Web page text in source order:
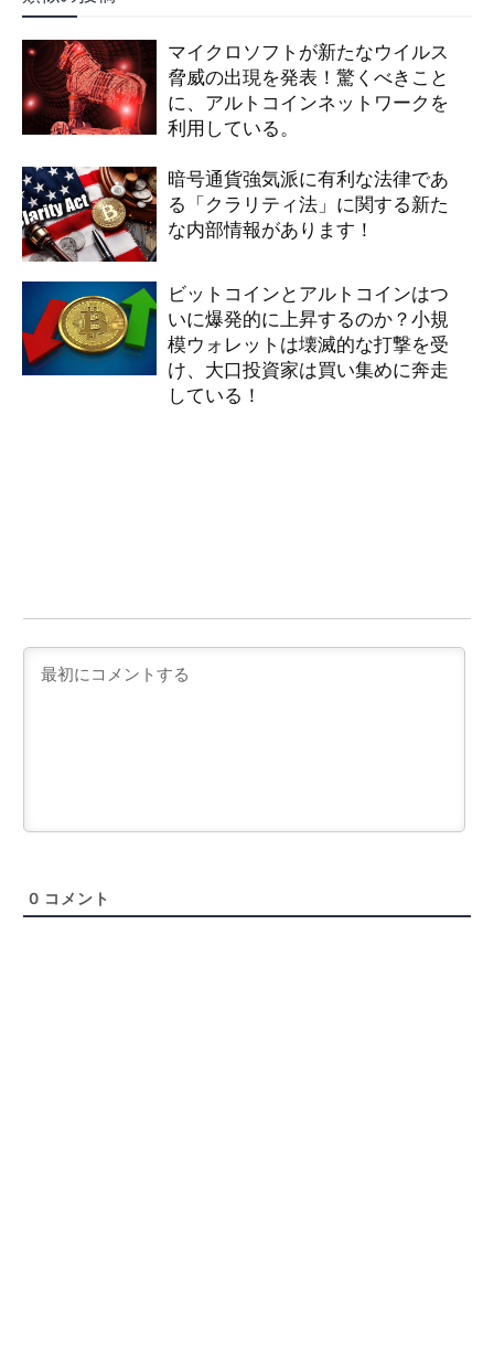
マイクロソフトが新たなウイルス
脅威の出現を発表！驚くべきこと
に、アルトコインネットワークを
利用している。
暗号通貨強気派に有利な法律であ
る「クラリティ法」に関する新た
な内部情報があります！
ビットコインとアルトコインはつ
いに爆発的に上昇するのか？小規
模ウォレットは壊滅的な打撃を受
け、大口投資家は買い集めに奔走
している！
0 コメント